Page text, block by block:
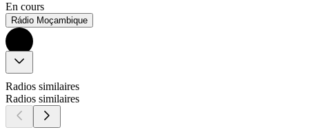
En cours
Rádio Moçambique
Radios similaires
Radios similaires